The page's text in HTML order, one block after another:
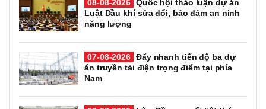
08-08-2026 Quốc hội thảo luận dự án
Luật Dầu khí sửa đổi, bảo đảm an ninh
năng lượng
07-08-2026 Đẩy nhanh tiến độ ba dự
án truyền tải điện trọng điểm tại phía
Nam